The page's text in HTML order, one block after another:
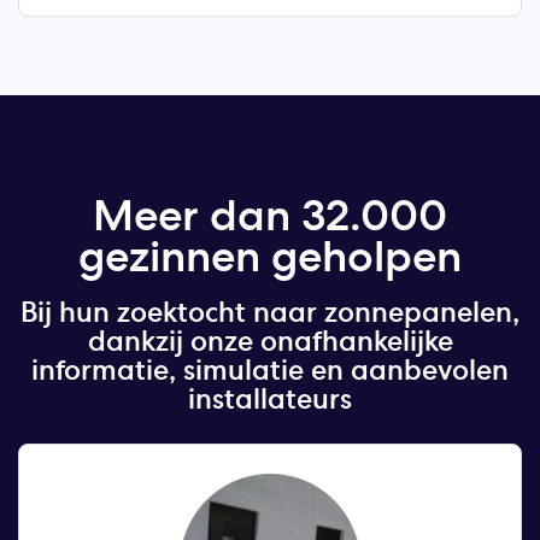
aanpassen en meteen zien wat dat met uw
Meer dan 32.000
gezinnen geholpen
Bij hun zoektocht naar zonnepanelen,
dankzij onze onafhankelijke
informatie, simulatie en aanbevolen
installateurs